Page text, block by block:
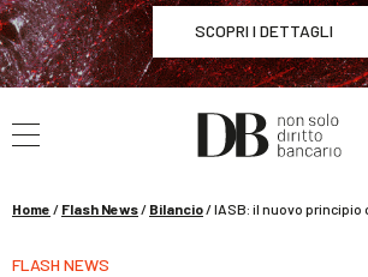
SCOPRI I DETTAGLI
WEBINAR / 17 settembre
La governance dell’Intelligenza
Home / Flash News/ Bilancio/IASB: il nuovo principio
FLASH NEWS